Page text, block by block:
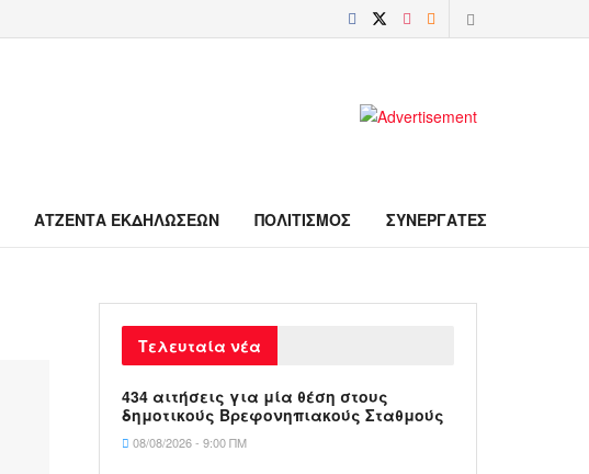
ΑΤΖΕΝΤΑ ΕΚΔΗΛΩΣΕΩΝ ΠΟΛΙΤΙΣΜΟΣ ΣΥΝΕΡΓΑΤΕΣ
Τελευταία νέα
434 αιτήσεις για μία θέση στους
δημοτικούς Βρεφονηπιακούς Σταθμούς
08/08/2026 - 9:00 ΠΜ